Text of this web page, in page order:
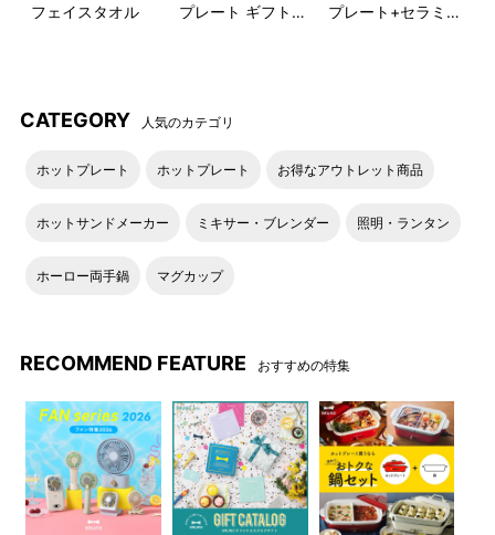
チャコールカラーのテーマは「ふかみのある あじわい」
モスカラーのテーマは「しずかな ただずまい」
ミストカラーのテーマは「きよらかな さわりここち」
ロータスカラーのテーマは「さきほこる かおり」
フェイスタオル
プレート ギフト巾
プレート+セラミ
CATEGORY 人気のカテゴリ
ホットプレート ホットプレート お得なアウトレット商品
ホットサンドメーカー ミキサー・ブレンダー 照明・ランタン
ホーロー両手鍋 マグカップ
RECOMMEND FEATURE おすすめの特集